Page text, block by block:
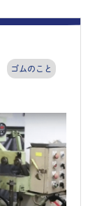
ゴムのこと